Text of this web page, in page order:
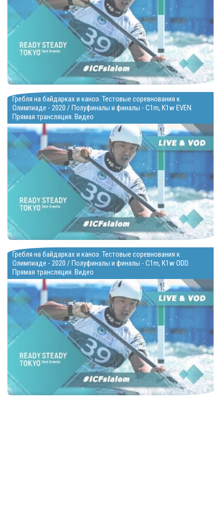
Гребля на байдарках и каноэ. Тестовые соревнования к
Олимпиаде - 2020 / Полуфиналы и финалы - C1m, K1w EVEN.
Прямая трансляция. Видео
Гребля на байдарках и каноэ. Тестовые соревнования к
Олимпиаде - 2020 / Полуфиналы и финалы - C1m, K1w ODD.
Прямая трансляция. Видео